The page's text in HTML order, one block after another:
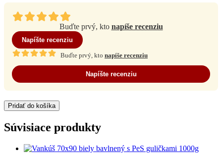
Buďte prvý, kto napíše recenziu
Napíšte recenziu
Buďte prvý, kto napíše recenziu
Napíšte recenziu
Pridať do košíka
Súvisiace produkty